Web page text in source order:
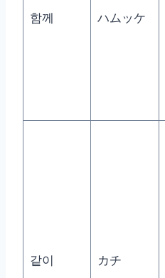
함께 ハムッケ
같이 カチ